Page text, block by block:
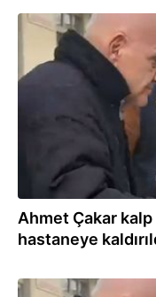
12.12.2025
Ahmet Çakar
hastaneye